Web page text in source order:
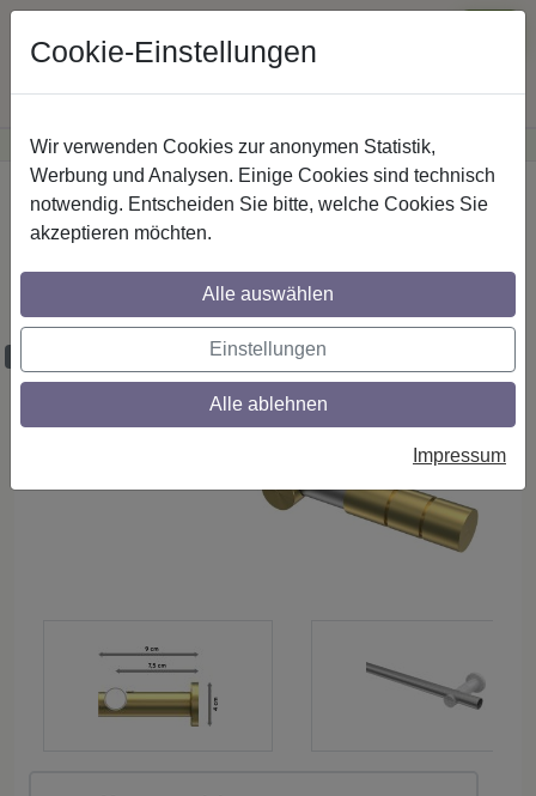
Günstige Versandkosteninnerhalb Österreichs· Sichere Zahlung
Startseite Gardinenstangen Metall
Gardinenstangen aus Metall in 20 mm Ø,
1-läufig, Modell PLATON - Elanto
Silbergrau / Messing-Optik (ohne Ringe)
Cookie-Einstellungen
Wir verwenden Cookies zur anonymen Statistik,
Werbung und Analysen. Einige Cookies sind technisch
notwendig. Entscheiden Sie bitte, welche Cookies Sie
akzeptieren möchten.
Alle auswählen
Einstellungen
Alle ablehnen
Impressum